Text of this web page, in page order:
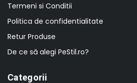
Termeni si Conditii
Politica de confidentialitate
Retur Produse
De ce să alegi PeStil.ro?
Categorii